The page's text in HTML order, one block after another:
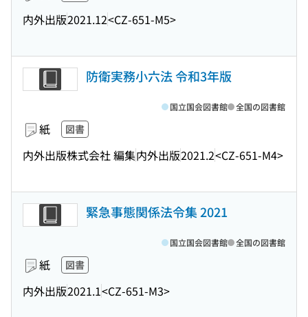
内外出版2021.12<CZ-651-M5>
防衛実務小六法 令和3年版
紙 図書
内外出版株式会社 編集内外出版2021.2<CZ-651-M4>
国立国会図書館 全国の図書館
緊急事態関係法令集 2021
紙 図書
内外出版2021.1<CZ-651-M3>
国立国会図書館 全国の図書館